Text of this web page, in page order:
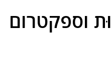
וספקטרום